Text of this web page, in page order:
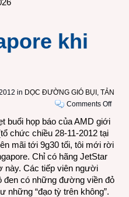
khi
in DỌC ĐƯỜNG GIÓ BỤI , TẢN
Comments Offon
khi
gáy
buổi họp báo của AMD giới
chức chiều 28-11-2012 tại
mãi tới 9g30 tối, tôi mới rời
Chỉ có hãng JetStar
này. Các tiếp viên người
đen có những đường viền đỏ
những “đạo tỳ trên không”.